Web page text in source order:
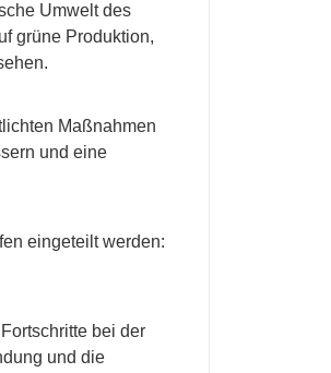
Umwelt des
grüne Produktion,
Maßnahmen
und eine
eingeteilt werden:
bei der
und die